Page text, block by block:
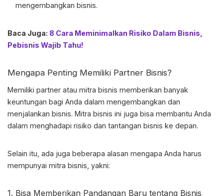
mengembangkan bisnis.
Baca Juga: 8 Cara Meminimalkan Risiko Dalam Bisnis,
Pebisnis Wajib Tahu!
Mengapa Penting Memiliki Partner Bisnis?
Memiliki partner atau mitra bisnis memberikan banyak
keuntungan bagi Anda dalam mengembangkan dan
menjalankan bisnis. Mitra bisnis ini juga bisa membantu Anda
dalam menghadapi risiko dan tantangan bisnis ke depan.
Selain itu, ada juga beberapa alasan mengapa Anda harus
mempunyai mitra bisnis, yakni:
1. Bisa Memberikan Pandangan Baru tentang Bisnis